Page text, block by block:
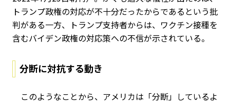
トランプ政権の対応が不十分だったからであるという批
判がある一方、トランプ支持者からは、ワクチン接種を
含むバイデン政権の対応策への不信が示されている。
分断に対抗する動き
このようなことから、アメリカは「分断」しているよ